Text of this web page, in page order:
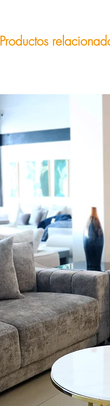
Productos